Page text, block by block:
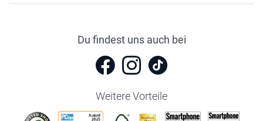
Du findest uns auch bei
Weitere Vorteile